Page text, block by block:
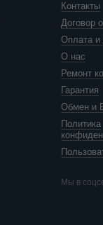
Контакты
Договор
Оплата и
О нас
Ремонт
Гарантия
Обмен и
Политика
Мы в